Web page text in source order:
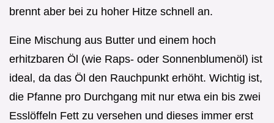
brennt aber bei zu hoher Hitze schnell an.
Eine Mischung aus Butter und einem hoch
erhitzbaren Öl (wie Raps- oder Sonnenblumenöl) ist
ideal, da das Öl den Rauchpunkt erhöht. Wichtig ist,
die Pfanne pro Durchgang mit nur etwa ein bis zwei
Esslöffeln Fett zu versehen und dieses immer erst